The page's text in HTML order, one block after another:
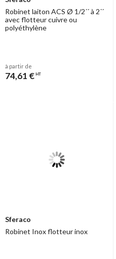
Robinet laiton ACS Ø 1/2´´ à 2´´
avec flotteur cuivre ou
polyéthylène
à partir de
74,61 € HT
Sferaco
Robinet Inox flotteur inox